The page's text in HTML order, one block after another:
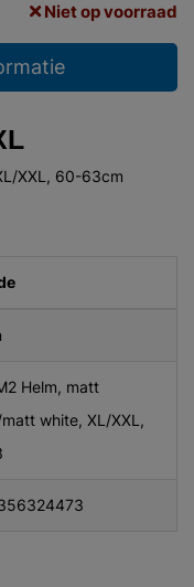
Niet op voorraad
XXL, 60-63cm
Helm, matt
white, XL/XXL,